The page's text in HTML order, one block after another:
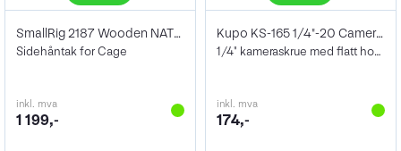
SmallRig 2187 Wooden NATO Side Handle
Sidehåntak for Cage
inkl. mva
1 199,-
Kupo KS-165 1/4"-20 Camera Screw
1/4" kameraskrue med flatt hode
inkl. mva
174,-